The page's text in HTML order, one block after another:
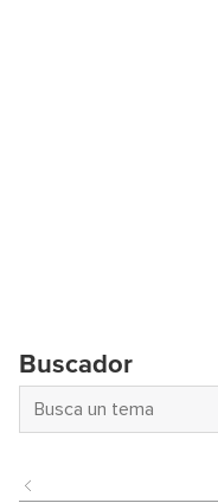
Buscador